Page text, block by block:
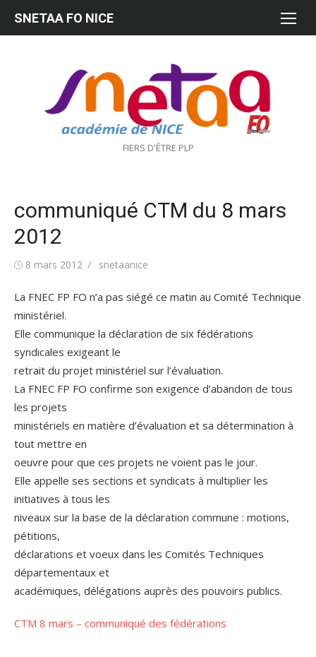
FIERS D'ÊTRE PLP
SNETAA FO NICE
communiqué CTM du 8 mars
2012
Publié8 mars 2012 Auteur/autrice
snetaanice
La FNEC FP FO n’a pas siégé ce matin au Comité Technique
ministériel.
Elle communique la déclaration de six fédérations
syndicales exigeant le
retrait du projet ministériel sur l’évaluation.
La FNEC FP FO confirme son exigence d’abandon de tous
les projets
ministériels en matière d’évaluation et sa détermination à
tout mettre en
oeuvre pour que ces projets ne voient pas le jour.
Elle appelle ses sections et syndicats à multiplier les
initiatives à tous les
niveaux sur la base de la déclaration commune : motions,
pétitions,
déclarations et voeux dans les Comités Techniques
départementaux et
académiques, délégations auprès des pouvoirs publics.
CTM 8 mars – communiqué des fédérations